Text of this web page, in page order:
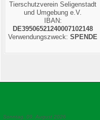
Tierschutzverein Seligenstadt
und Umgebung e.V.
IBAN:
DE39506521240007102148
Verwendungszweck:SPENDE
Sonntag, 09. August 2026